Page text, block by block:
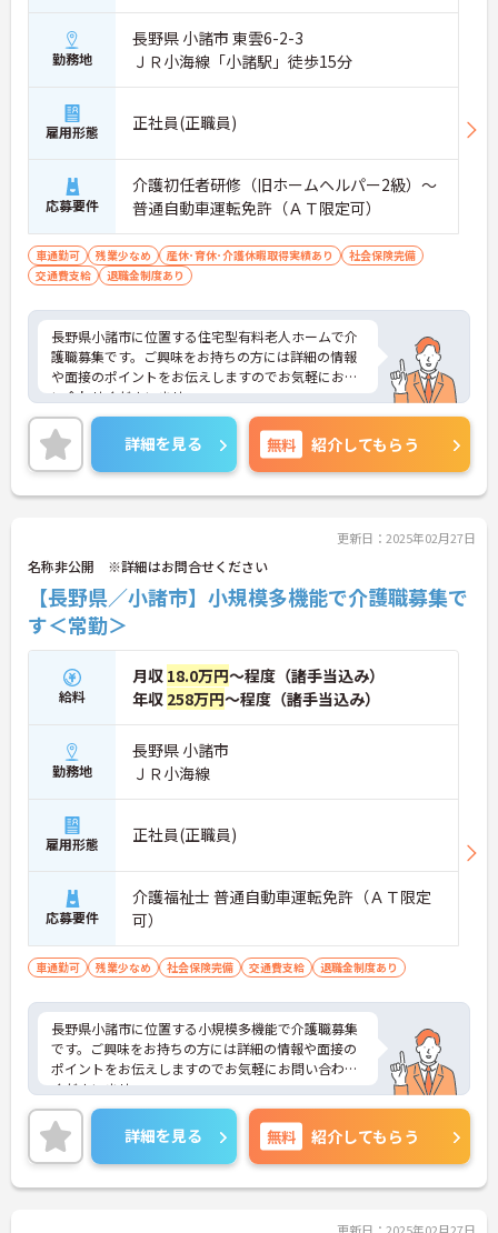
勤務地
長野県 小諸市 東雲6-2-3
ＪＲ小海線「小諸駅」徒歩15分
雇用形態 正社員(正職員)
応募要件
介護初任者研修（旧ホームヘルパー2級）～
普通自動車運転免許（ＡＴ限定可）
車通勤可 残業少なめ 産休･育休･介護休暇取得実績あり
社会保険完備
交通費支給
退職金制度あり
長野県小諸市に位置する住宅型有料老人ホームで介
護職募集です。ご興味をお持ちの方には詳細の情報
や面接のポイントをお伝えしますのでお気軽にお問
い合わせくださいませ。
詳細を見る 無料 紹介してもらう
更新日：2025年02月27日
名称非公開 ※詳細はお問合せください
【長野県／小諸市】小規模多機能で介護職募集で
す＜常勤＞
給料
月収 18.0万円～程度（諸手当込み）
年収 258万円～程度（諸手当込み）
勤務地
長野県 小諸市
ＪＲ小海線
雇用形態 正社員(正職員)
応募要件
介護福祉士 普通自動車運転免許（ＡＴ限定
可）
車通勤可 残業少なめ 社会保険完備 交通費支給 退職金制度あり
長野県小諸市に位置する小規模多機能で介護職募集
です。ご興味をお持ちの方には詳細の情報や面接の
ポイントをお伝えしますのでお気軽にお問い合わせ
くださいませ。
詳細を見る 無料 紹介してもらう